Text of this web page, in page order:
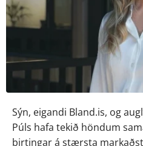
Sýn, eigandi Bland.is, og
Púls hafa tekið höndum
birtingar á stærsta